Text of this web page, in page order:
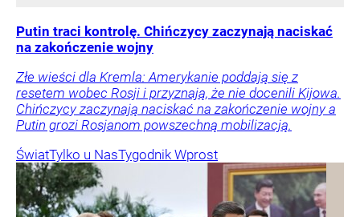
Putin traci kontrolę. Chińczycy zaczynają naciskać
na zakończenie wojny
Złe wieści dla Kremla: Amerykanie poddają się z
resetem wobec Rosji i przyznają, że nie docenili Kijowa.
Chińczycy zaczynają naciskać na zakończenie wojny a
Putin grozi Rosjanom powszechną mobilizacją.
ŚwiatTylko u NasTygodnik Wprost